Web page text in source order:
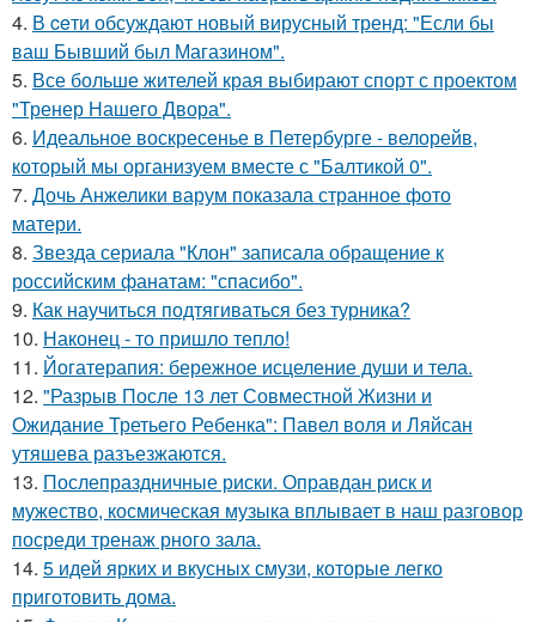
4. В ceти обсуждают новый вирусный тренд: "Если бы
ваш Бывший был Магазином".
5. Все больше жителей края выбирают спорт с проектом
"Тренер Нашего Двора".
6. Идеальное воскресенье в Петербурге - велорейв,
который мы организуем вместе с "Балтикой 0".
7. Дочь Анжелики варум показала странное фото
матери.
8. Звезда сериала "Клон" записала обращение к
российским фанатам: "спасибо".
9. Как научиться подтягиваться без турника?
10. Наконец - то пришло тепло!
11. Йогатерапия: бережное исцеление души и тела.
12. "Разрыв После 13 лет Совместной Жизни и
Ожидание Третьего Ребенка": Павел воля и Ляйсан
утяшева разъезжаются.
13. Послепраздничные риски. Оправдан риск и
мужество, космическая музыка вплывает в наш разговор
посреди тренаж рного зала.
14. 5 идей ярких и вкусных смузи, которые легко
приготовить дома.